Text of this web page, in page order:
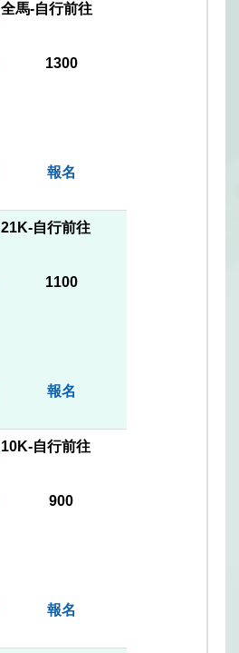
全馬-自行前往
1300
報名
21K-自行前往
1100
報名
10K-自行前往
900
報名